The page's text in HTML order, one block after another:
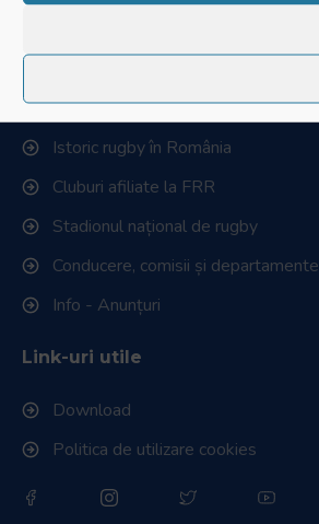
Federația Româna de Rugby
Istoric rugby în România
Cluburi afiliate la FRR
Stadionul național de rugby
Conducere, comisii și departamente
Info - Anunțuri
Link-uri utile
Download
Politica de utilizare cookies